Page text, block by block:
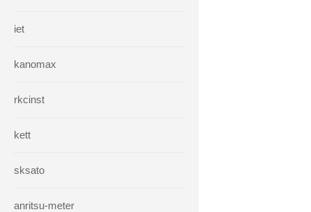
iet
kanomax
rkcinst
kett
sksato
anritsu-meter